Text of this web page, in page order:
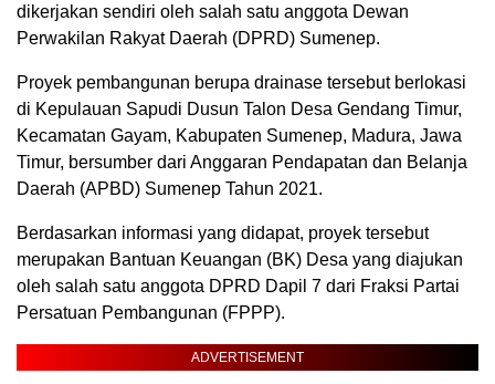
dikerjakan sendiri oleh salah satu anggota Dewan
Perwakilan Rakyat Daerah (DPRD) Sumenep.
Proyek pembangunan berupa drainase tersebut berlokasi
di Kepulauan Sapudi Dusun Talon Desa Gendang Timur,
Kecamatan Gayam, Kabupaten Sumenep, Madura, Jawa
Timur, bersumber dari Anggaran Pendapatan dan Belanja
Daerah (APBD) Sumenep Tahun 2021.
Berdasarkan informasi yang didapat, proyek tersebut
merupakan Bantuan Keuangan (BK) Desa yang diajukan
oleh salah satu anggota DPRD Dapil 7 dari Fraksi Partai
Persatuan Pembangunan (FPPP).
ADVERTISEMENT